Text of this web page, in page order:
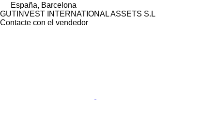
España, Barcelona
GUTINVEST INTERNATIONAL ASSETS S.L
Contacte con el vendedor